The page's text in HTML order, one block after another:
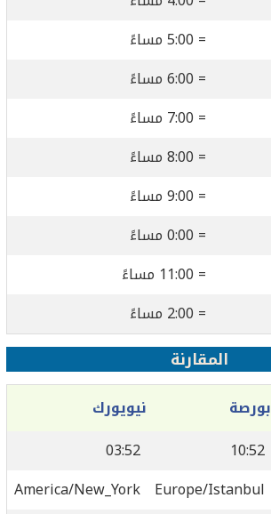
= 5:00 مساءً
= 6:00 مساءً
= 7:00 مساءً
= 8:00 مساءً
= 9:00 مساءً
= 0:00 مساءً
= 11:00 مساءً
= 2:00 مساءً
المقارنة
بورصة
نيويورك
10:52
03:52
Europe/Istanbul
America/New_York